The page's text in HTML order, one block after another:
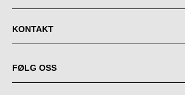
KONTAKT
FØLG OSS